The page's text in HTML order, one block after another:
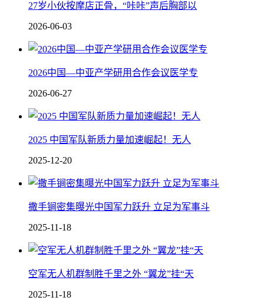
27岁小伙按摩店正骨，“咔咔”声后胸部以
2026-06-03
2026中国—中亚产学研用合作会议医学专
2026-06-27
2025 中国军队新质力量加速崛起！无人
2025-12-20
撒手锏密集曝光中国军力跃升 立足为军事斗
2025-11-18
空军无人机群制胜千里之外 “翼龙”挂“天
2025-11-18